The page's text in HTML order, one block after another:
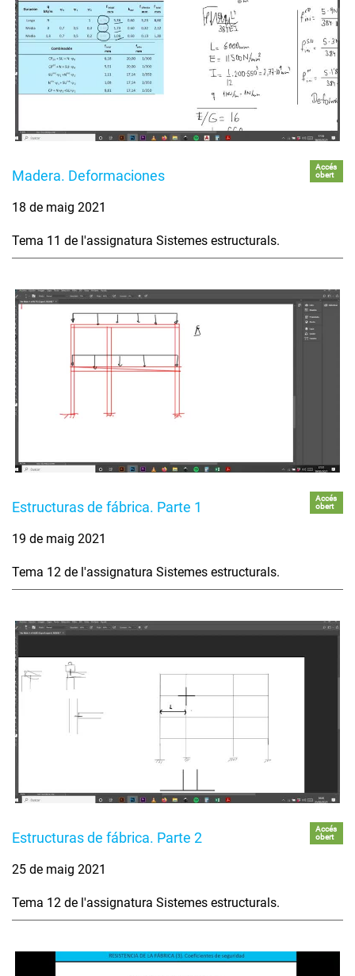
Madera. Deformaciones
Accés
obert
18 de maig 2021
Tema 11 de l'assignatura Sistemes estructurals.
Estructuras de fábrica. Parte 1
Accés
obert
19 de maig 2021
Tema 12 de l'assignatura Sistemes estructurals.
Estructuras de fábrica. Parte 2
Accés
obert
25 de maig 2021
Tema 12 de l'assignatura Sistemes estructurals.